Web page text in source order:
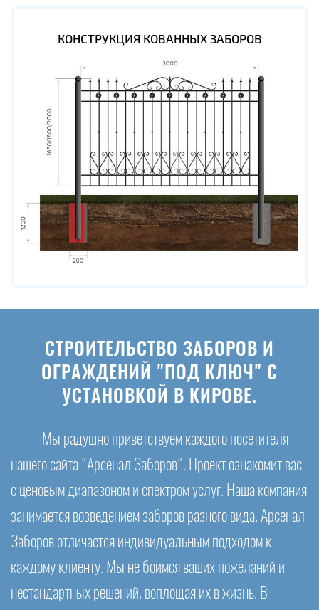
КОНСТРУКЦИЯ КОВАННЫХ ЗАБОРОВ
СТРОИТЕЛЬСТВО ЗАБОРОВ И
ОГРАЖДЕНИЙ "ПОД КЛЮЧ" С
УСТАНОВКОЙ В КИРОВЕ.
Мы радушно приветствуем каждого посетителя
нашего сайта "Арсенал Заборов". Проект ознакомит вас
с ценовым диапазоном и спектром услуг. Наша компания
занимается возведением заборов разного вида. Арсенал
Заборов отличается индивидуальным подходом к
каждому клиенту. Мы не боимся ваших пожеланий и
нестандартных решений, воплощая их в жизнь. В